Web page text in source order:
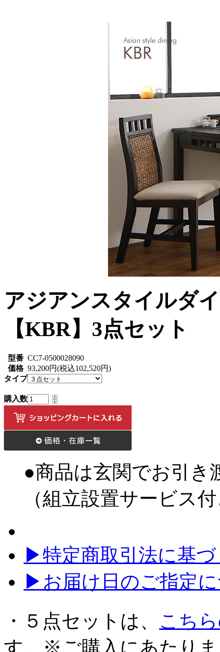
アジアンスタイルダ
【KBR】3点セット
型番 CC7-0500028090
価格 93,200円(税込102,520円)
タイプ
購入数
●商品は玄関でお引き
（組立設置サービス
▶特定商取引法に基
▶お届け日のご指定
・５点セットは、 こち
す。※ご購入にあたり